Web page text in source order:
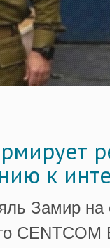
к
Замир